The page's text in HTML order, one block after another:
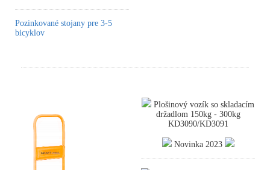
Pozinkované stojany pre 3-5
bicyklov
Plošinový vozík so skladacím
držadlom 150kg - 300kg
KD3090/KD3091
Novinka 2023